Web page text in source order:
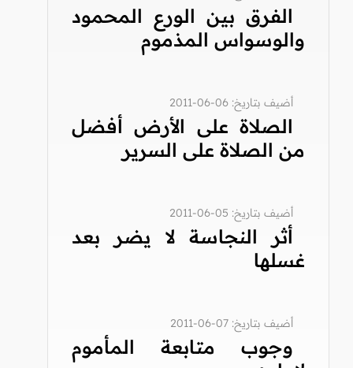
الفرق بين الورع المحمود
والوسواس المذموم
أضيف بتاريخ: 06-06-2011
الصلاة على الأرض أفضل
من الصلاة على السرير
أضيف بتاريخ: 05-06-2011
أثر النجاسة لا يضر بعد
غسلها
أضيف بتاريخ: 07-06-2011
وجوب متابعة المأموم